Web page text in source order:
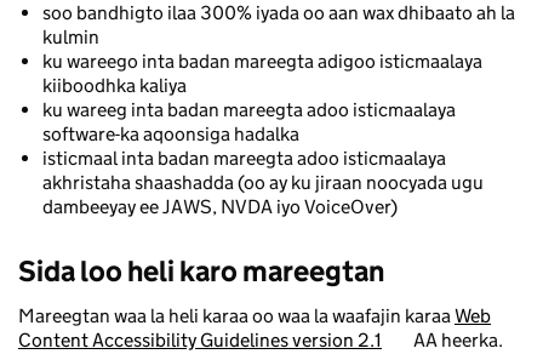
soo bandhigto ilaa 300% iyada oo aan wax dhibaato ah la
kulmin
ku wareego inta badan mareegta adigoo isticmaalaya
kiiboodhka kaliya
ku wareeg inta badan mareegta adoo isticmaalaya
software-ka aqoonsiga hadalka
isticmaal inta badan mareegta adoo isticmaalaya
akhristaha shaashadda (oo ay ku jiraan noocyada ugu
dambeeyay ee JAWS, NVDA iyo VoiceOver)
Sida loo heli karo mareegtan
Mareegtan waa la heli karaa oo waa la waafajin karaaWeb
Content Accessibility Guidelines version 2.1
AA heerka.